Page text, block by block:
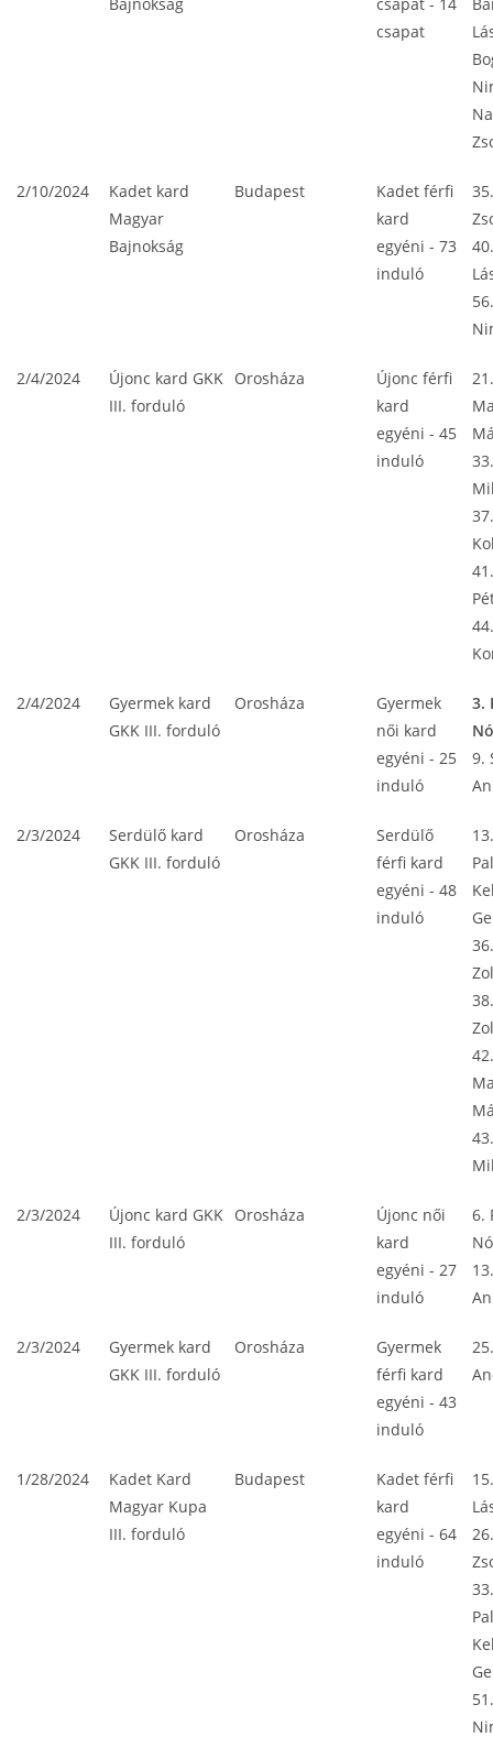
csapat
2/10/2024
Kadet kard
Magyar
Bajnokság
Budapest
Kadet férfi
kard
egyéni - 73
induló
2/4/2024
Újonc kard GKK
III. forduló
Orosháza
Újonc férfi
kard
egyéni - 45
induló
21.
2/4/2024
Gyermek kard
GKK III. forduló
Orosháza
Gyermek
női kard
egyéni - 25
induló
3.
9.
2/3/2024
Serdülő kard
GKK III. forduló
Orosháza
Serdülő
férfi kard
egyéni - 48
induló
13.
42.
2/3/2024
Újonc kard GKK
III. forduló
Orosháza
Újonc női
kard
egyéni - 27
induló
6.
2/3/2024
Gyermek kard
GKK III. forduló
Orosháza
Gyermek
férfi kard
egyéni - 43
induló
1/28/2024
Kadet Kard
Magyar Kupa
III. forduló
Budapest
Kadet férfi
kard
egyéni - 64
induló
33.